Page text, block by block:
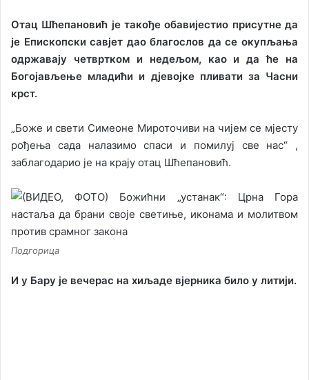
Отац Шћепановић је такође обавиjестио присутне да
је Епископски савјет дао благослов да се окупљања
одржавају четвртком и недељом, као и да ће на
Богојављење младићи и дјевојке пливати за Часни
крст.
„Боже и свети Симеоне Мироточиви на чијем се мјесту
рођења сада налазимо спаси и помилуј све нас“ ,
заблагодарио је на крају отац Шћепановић.
Подгорица
И у Бару је вечерас на хиљаде вјерника било у литији.